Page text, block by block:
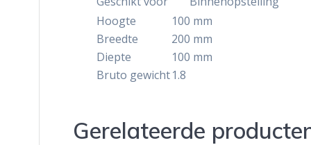
Hoogte
100 mm
Breedte
200 mm
Diepte
100 mm
Bruto gewicht1.8
Gerelateerde